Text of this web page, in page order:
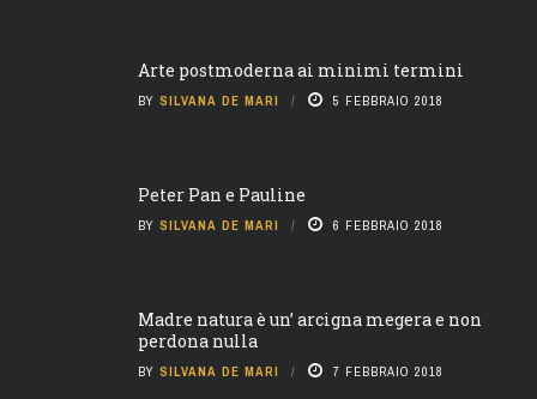
Arte postmoderna ai minimi termini
BY SILVANA DE MARI 5 FEBBRAIO 2018
Peter Pan e Pauline
BY SILVANA DE MARI 6 FEBBRAIO 2018
Madre natura è un’ arcigna megera e non
perdona nulla
BY SILVANA DE MARI 7 FEBBRAIO 2018